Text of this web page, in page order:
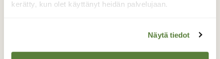
kerätty, kun olet käyttänyt heidän palvelujaan.
Näytä tiedot